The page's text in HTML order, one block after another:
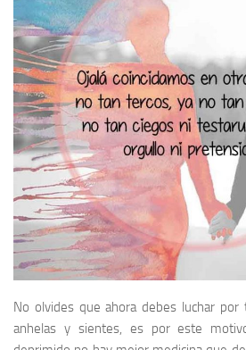
No olvides que ahora debes luchar
anhelas y sientes, es por este